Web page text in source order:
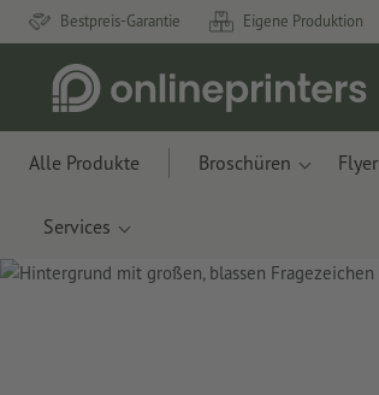
Bestpreis-Garantie Eigene Produktion
Alle Produkte Broschüren Flyer
Services